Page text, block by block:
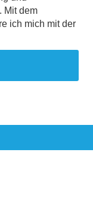
Mit dem
ich mich mit der